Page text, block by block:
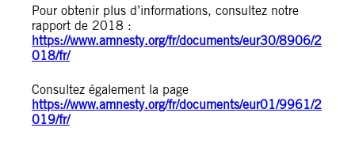
Pour obtenir plus d’informations, consultez notre
rapport de 2018 :
https://www.amnesty.org/fr/documents/eur30/8906/2
018/fr/
Consultez également la page
https://www.amnesty.org/fr/documents/eur01/9961/2
019/fr/